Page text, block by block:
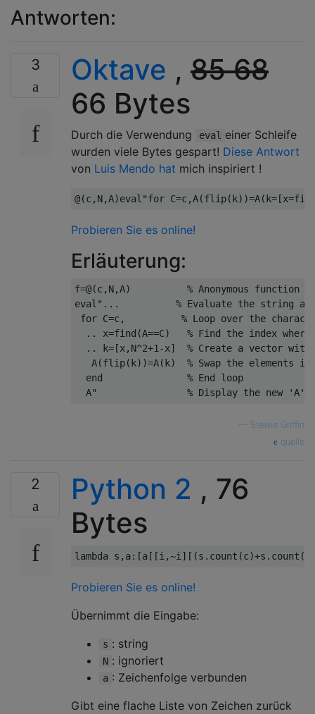
Antworten:
3 Oktave , 8568
66 Bytes
Durch die Verwendung eval einer Schleife
wurden viele Bytes gespart! Diese Antwort
von Luis Mendo hat mich inspiriert !
@(c , N,A)eval "for C=c ,A(flip( k))=A( k= [x=
Probieren Sie es online!
Erläuterung:
f=@(c , N,A)
% Anonymous
eval " ...
% Evaluate the string
for C=c ,
% Loop over the
..
x=find (A==C)
% Find the index
..
k= [x, N^2+1 -x]
% Create a vector
A(flip( k))=A( k)
% Swap the elements
end
% End loop
A" % Display the new 'A'
Stewie Griffin
quelle
2 Python 2 , 76
Bytes
lambda s , a:[a [[i ,~i ][(s . count (c)+s . count (
Probieren Sie es online!
Übernimmt die Eingabe:
s : string
N : ignoriert
a : Zeichenfolge verbunden
Gibt eine flache Liste von Zeichen zurück